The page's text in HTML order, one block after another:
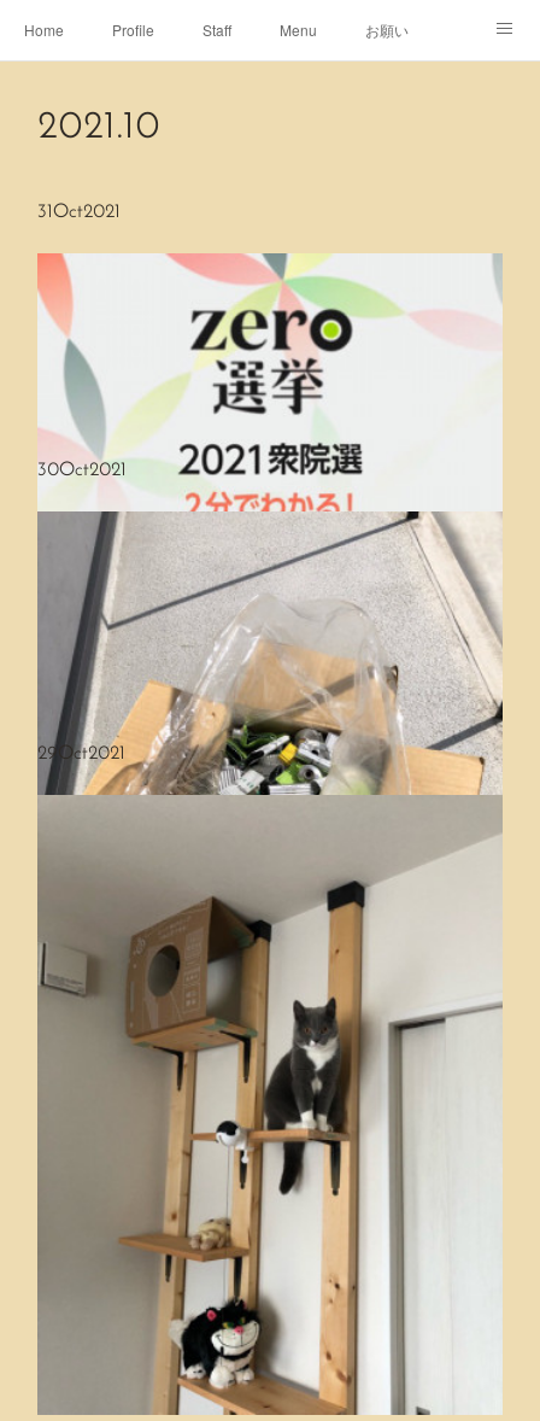
Home Profile Staff Menu お願い
2021.10
31Oct2021
衆議院議員総選挙に行って来ました🕺🏻
今日は衆議院議員総選挙投票の日先週に続いて行ってきました🕺🏻とそ
の前に日テレでこんなのやってたので
30Oct2021
Reduce リデュース無駄なゴミをできるだけ少なくすることReuse リユ
ース一度使った使った物をゴミにしないで何度でも使うことRecycle リ
サイクル使い終わった物をもう一度資源に戻して製品を作ること今の…
29 Oct2021